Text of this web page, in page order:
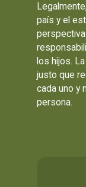
país y el
los hijos.
justo que
cada uno y
persona.